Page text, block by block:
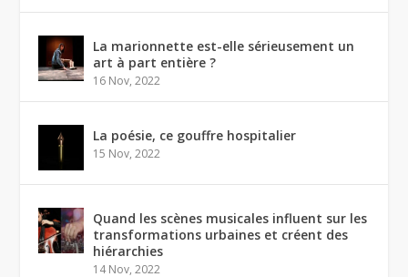
La marionnette est-elle sérieusement un
art à part entière ?
16 Nov, 2022
La poésie, ce gouffre hospitalier
15 Nov, 2022
Quand les scènes musicales influent sur les
transformations urbaines et créent des
hiérarchies
14 Nov, 2022